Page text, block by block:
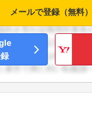
メールで登録（無料）